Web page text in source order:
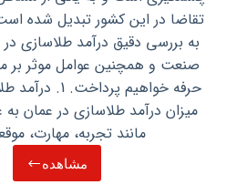
تقاضا در این کشور تبدیل شده
به بررسی دقیق درآمد طلاسازی در
صنعت و همچنین عوامل موثر بر
حرفه خواهیم
میزان درآمد طلاسازی در عمان
مانند تجربه، مهارت،
مشاهدهدرآمد